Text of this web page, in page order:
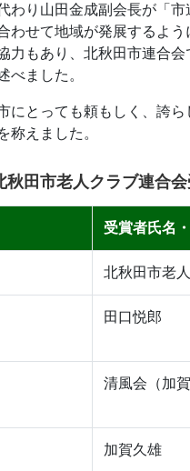
り山田金成副会長が「
わせて地域が発展するよ
もあり、北秋田市連合
べました。
とっても頼もしく、誇
称えました。
秋田市老人クラブ連合
受賞者氏名
北秋田市老
田口悦郎
清風会（加
加賀久雄